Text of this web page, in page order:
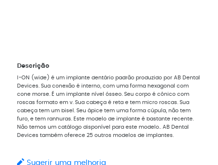
Descrição
I-ON (wide) é um implante dentário padrão produzido por AB Dental
Devices. Sua conexão é interno, com uma forma hexagonal com
cone morse. É um implante nível ósseo. Seu corpo é cônico com
roscas formato em v. Sua cabeça é reta e tem micro roscas. Sua
cabeça tem um bisel. Seu ápice tem uma forma cúpula, não tem
furo, e tem ranhuras. Este modelo de implante é bastante recente.
Não temos um catálogo disponível para este modelo.. AB Dental
Devices também oferece 25 outros modelos de implantes.
Sugerir uma melhoria